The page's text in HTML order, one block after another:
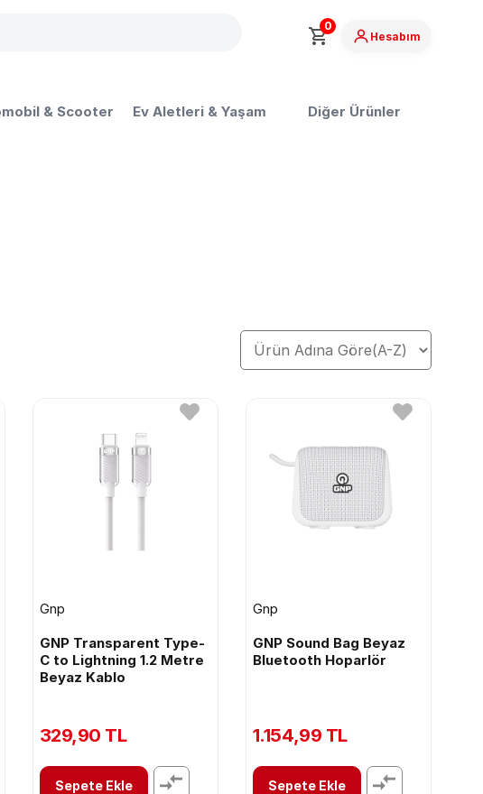
0
Hesabım
& Scooter Ev Aletleri & Yaşam
Diğer Ürünler
Gnp
GNP Transparent Type-
C to Lightning 1.2 Metre
Beyaz Kablo
329,90 TL
Sepete Ekle
Gnp
GNP Sound Bag Beyaz
Bluetooth Hoparlör
1.154,99 TL
Sepete Ekle